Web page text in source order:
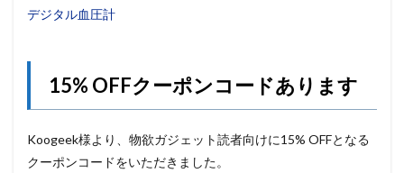
デジタル血圧計
15% OFFクーポンコードあります
Koogeek様より、物欲ガジェット読者向けに15% OFFとなる
クーポンコードをいただきました。